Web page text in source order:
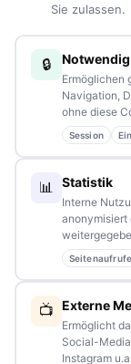
Veranstaltungen–
Sie haben ein
kennen eine
Schreiben Sie
Lesern bleiben
Partnerschaften:
Redaktion:
NAVIGATION
Sie zulassen.
🔒 Notwendig
Ermöglichen
Navigation,
ohne diese
Session
📊 Statistik
Interne
anonymisiert
Seitenaufrufe
📺 Externe
Ermöglicht
Social-
Instagram